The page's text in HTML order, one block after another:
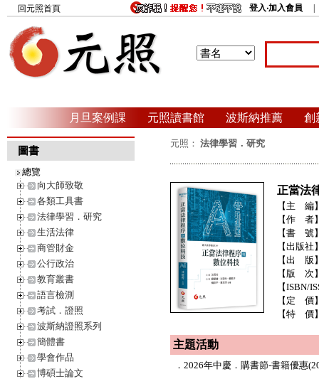
回元照首頁 登入‧加入會員
月旦案例課 元照讀書館 波斯納推薦 創
圖書
總覽
向大師致敬
各類工具書
法律學習．研究
生活法律
商管財金
公行政治
教育叢書
語言檢測
考試．證照
波斯納證照系列
簡體書
學會作品
博碩士論文
元照： 法律學習．研究
正當法
【主 編
【作 者
【書 號
【出版社
【出 版
【版 次
【ISBN/
【定 價
【特 價
主題活動
． 2026年中慶．購書節-書籍優惠